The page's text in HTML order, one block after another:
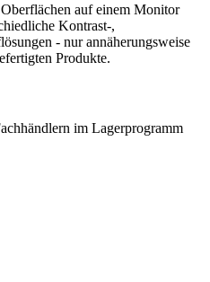
auf einem Monitor
Kontrast-,
- nur annäherungsweise
Produkte.
im Lagerprogramm